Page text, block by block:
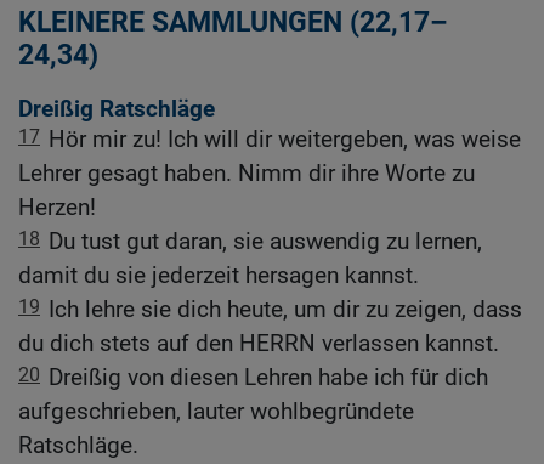
KLEINERE SAMMLUNGEN (22,17–
24,34)
Dreißig Ratschläge
17 Hör mir zu! Ich will dir weitergeben, was weise
Lehrer gesagt haben. Nimm dir ihre Worte zu
Herzen!
18 Du tust gut daran, sie auswendig zu lernen,
damit du sie jederzeit hersagen kannst.
19 Ich lehre sie dich heute, um dir zu zeigen, dass
du dich stets auf den HERRN verlassen kannst.
20 Dreißig von diesen Lehren habe ich für dich
aufgeschrieben, lauter wohlbegründete
Ratschläge.